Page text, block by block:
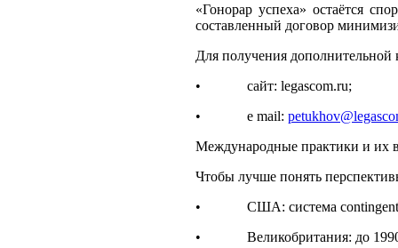
«Гонорар успеха» остаётся
составленный договор
Для получения
• сайт: legascom.ru;
• e mail:
Международные практики и их
Чтобы лучше понять
• США: система contingent fee
• Великобритания: до 1990 х